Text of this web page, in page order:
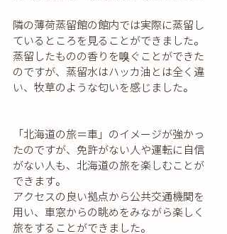
隣の薄荷蒸留館の館内では実際に蒸留し
ているところを見ることができました。
蒸留したものの香りを嗅ぐことができた
のですが、蒸留水はハッカ油とは全く違
い、牧草のような匂いを感じました。
「北海道の旅＝車」のイメージが強かっ
たのですが、免許がない人や運転に自信
がない人も、北海道の旅を楽しむことが
できます。
アクセスの良い拠点から公共交通機関を
用い、車窓からの眺めをみながら楽しく
旅をすることができました。